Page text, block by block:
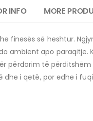
INFO MORE
së heshtur.
ambient apo
përdorim të
i qetë, por edhe i